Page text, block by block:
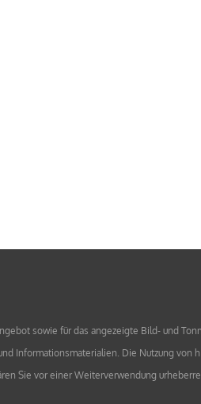
sowie für das angezeigte Bild- und
Informationsmaterialien. Die Nutzung
Sie vor einer Weiterverwendung